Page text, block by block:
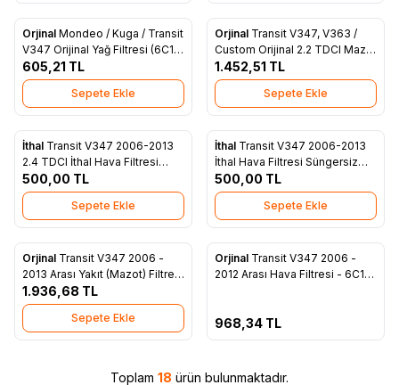
Favorilere Ekle
Orjinal Mondeo / Kuga / Transit
V347 Orijinal Yağ Filtresi (6C1Q
6744 BA)
605,21 TL
Sepete Ekle
Favorilere Ekle
Orjinal Transit V347, V363 /
Custom Orijinal 2.2 TDCI Mazot
(Yakıt) Filtresi (CC11 9176 BC)
1.452,51 TL
Sepete Ekle
Favorilere Ekle
İthal Transit V347 2006-2013
2.4 TDCI İthal Hava Filtresi
Süngerli (6C16 9601 AB)
500,00 TL
Sepete Ekle
Favorilere Ekle
İthal Transit V347 2006-2013
İthal Hava Filtresi Süngersiz
(6C11 9601 C1B)
500,00 TL
Sepete Ekle
Favorilere Ekle
Orjinal Transit V347 2006 -
2013 Arası Yakıt (Mazot) Filtresi
(6C11 9176 AB)
1.936,68 TL
Sepete Ekle
Favorilere Ekle
Tükendi
Orjinal Transit V347 2006 -
2012 Arası Hava Filtresi - 6C16
968,34 TL
Toplam 18 ürün bulunmaktadır.